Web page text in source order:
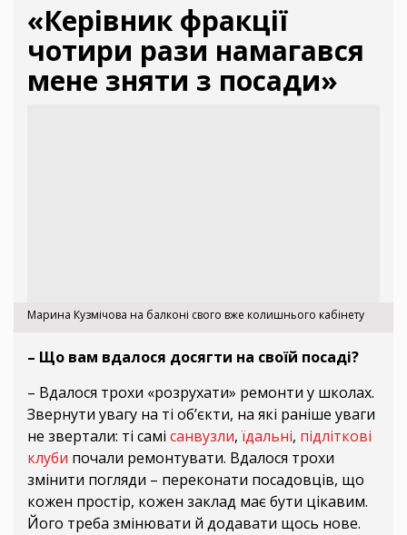
«Керівник фракції
чотири рази намагався
мене зняти з посади»
Марина Кузмічова на балконі свого вже колишнього кабінету
– Що вам вдалося досягти на своїй посаді?
– Вдалося трохи «розрухати» ремонти у школах.
Звернути увагу на ті об’єкти, на які раніше уваги
не звертали: ті самі санвузли,їдальні, підліткові
клуби почали ремонтувати. Вдалося трохи
змінити погляди – переконати посадовців, що
кожен простір, кожен заклад має бути цікавим.
Його треба змінювати й додавати щось нове.